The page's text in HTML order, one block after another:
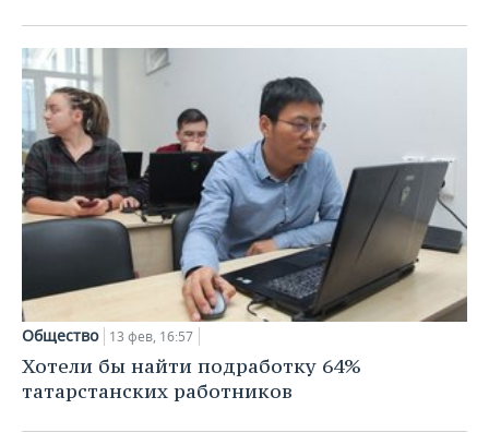
Общество 13 фев, 16:57
Хотели бы найти подработку 64%
татарстанских работников